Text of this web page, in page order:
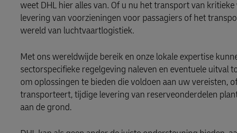
MyGTS
LifeTrack
Meer informatie over portalen
LifeTrack
Meer informatie over portalen
weet DHL hier alles van. Of u nu het transport van
levering van voorzieningen voor passagiers of het
wereld van luchtvaartlogistiek.
Met ons wereldwijde bereik en onze lokale expertise
sectorspecifieke regelgeving naleven en eventuele uitval
om oplossingen te bieden die voldoen aan uw
transporteert, tijdige levering van reserveonderdelen
aan de grond.